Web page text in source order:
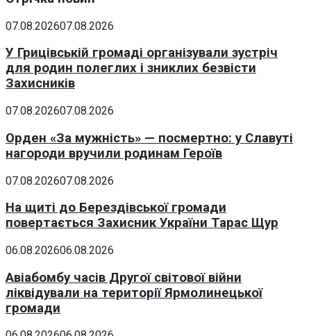
07.08.202607.08.2026
У Грицівській громаді організували зустріч
для родин полеглих і зниклих безвісти
Захисників
07.08.202607.08.2026
Орден «За мужність» — посмертно: у Славуті
нагороди вручили родинам Героїв
07.08.202607.08.2026
На щиті до Берездівської громади
повертається Захисник України Тарас Щур
06.08.202606.08.2026
Авіабомбу часів Другої світової війни
ліквідували на території Ярмолинецької
громади